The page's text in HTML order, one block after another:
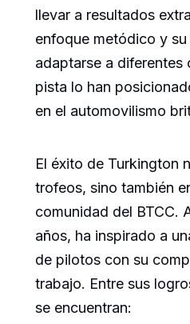
llevar a resultados
enfoque metódico y
adaptarse a diferentes
pista lo han
en el automovilismo
El éxito de Turkington
trofeos, sino también
comunidad del BTCC.
años, ha inspirado a
de pilotos con su
trabajo. Entre sus
se encuentran: